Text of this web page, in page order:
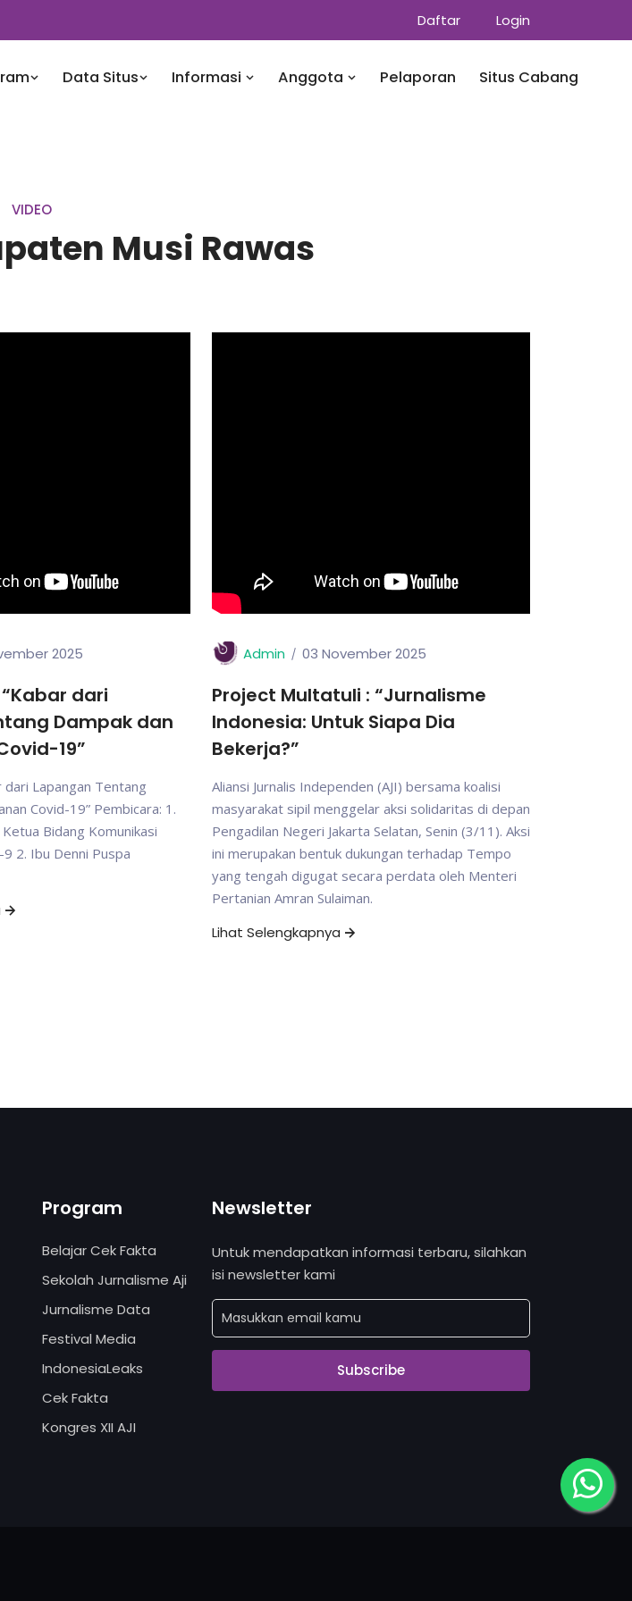
Daftar Login
Data Situs Informasi Anggota Pelaporan Situs Cabang
VIDEO
Musi Rawas
2025
dari
Dampak dan
19”
dari Lapangan Tentang
Covid-19” Pembicara: 1.
Bidang Komunikasi
2. Ibu Denni Puspa
Admin 03 November 2025
Project Multatuli : “Jurnalisme
Indonesia: Untuk Siapa Dia
Bekerja?”
Aliansi Jurnalis Independen (AJI) bersama koalisi
masyarakat sipil menggelar aksi solidaritas di depan
Pengadilan Negeri Jakarta Selatan, Senin (3/11). Aksi
ini merupakan bentuk dukungan terhadap Tempo
yang tengah digugat secara perdata oleh Menteri
Pertanian Amran Sulaiman.
Lihat Selengkapnya
Program
Belajar Cek Fakta
Sekolah Jurnalisme Aji
Jurnalisme Data
Festival Media
IndonesiaLeaks
Cek Fakta
Kongres XII AJI
Newsletter
Untuk mendapatkan informasi terbaru, silahkan
isi newsletter kami
Subscribe